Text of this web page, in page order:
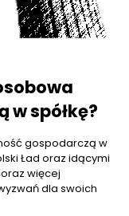
w spółkę?
gospodarczą w
Ład oraz idącymi
więcej
dla swoich